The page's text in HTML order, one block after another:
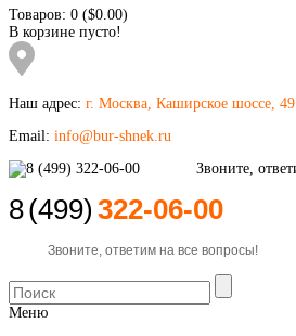
Товаров: 0 ($0.00)
В корзине пусто!
Наш адрес: г. Москва, Каширское шоссе, 49
Email: info@bur-shnek.ru
8(499) 322-06-00
Звоните, ответим на все вопросы!
Меню